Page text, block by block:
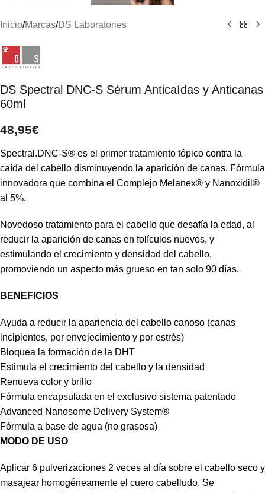
Inicio/Marcas/DS Laboratories
DS Spectral DNC-S Sérum Anticaídas y Anticanas
60ml
48,95€
Spectral.DNC-S® es el primer tratamiento tópico contra la
caída del cabello disminuyendo la aparición de canas. Fórmula
innovadora que combina el Complejo Melanex® y Nanoxidil®
al 5%.
Novedoso tratamiento para el cabello que desafía la edad, al
reducir la aparición de canas en folículos nuevos, y
estimulando el crecimiento y densidad del cabello,
promoviendo un aspecto más grueso en tan solo 90 días.
BENEFICIOS
Ayuda a reducir la apariencia del cabello canoso (canas
incipientes, por envejecimiento y por estrés)
Bloquea la formación de la DHT
Estimula el crecimiento del cabello y la densidad
Renueva color y brillo
Fórmula encapsulada en el exclusivo sistema patentado
Advanced Nanosome Delivery System®
Fórmula a base de agua (no grasosa)
MODO DE USO
Aplicar 6 pulverizaciones 2 veces al día sobre el cabello seco y
masajear homogéneamente el cuero cabelludo. Se